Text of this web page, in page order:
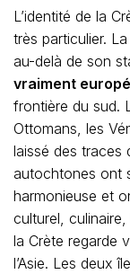
L’identité de la
très particulier. La
au-delà de son
vraiment
frontière du sud.
Ottomans, les
laissé des traces
autochtones ont
harmonieuse et
culturel,
la Crète regarde
l’Asie. Les deux